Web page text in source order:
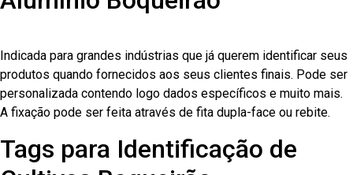
Indicada para grandes indústrias que já querem identificar seus
produtos quando fornecidos aos seus clientes finais. Pode ser
personalizada contendo logo dados específicos e muito mais.
A fixação pode ser feita através de fita dupla-face ou rebite.
Tags para Identificação de